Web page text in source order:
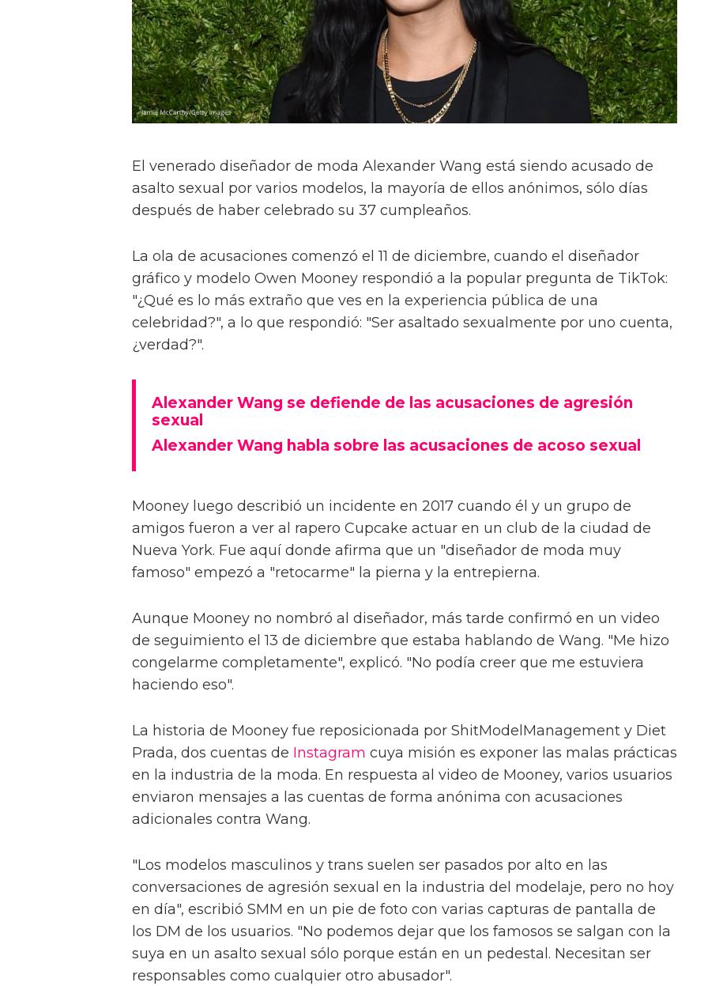
El venerado diseñador de moda Alexander Wang está siendo acusado de
asalto sexual por varios modelos, la mayoría de ellos anónimos, sólo días
después de haber celebrado su 37 cumpleaños.
La ola de acusaciones comenzó el 11 de diciembre, cuando el diseñador
gráfico y modelo Owen Mooney respondió a la popular pregunta de TikTok:
"¿Qué es lo más extraño que ves en la experiencia pública de una
celebridad?", a lo que respondió: "Ser asaltado sexualmente por uno cuenta,
¿verdad?".
Alexander Wang se defiende de las acusaciones de agresión
sexual
Alexander Wang habla sobre las acusaciones de acoso sexual
Mooney luego describió un incidente en 2017 cuando él y un grupo de
amigos fueron a ver al rapero Cupcake actuar en un club de la ciudad de
Nueva York. Fue aquí donde afirma que un "diseñador de moda muy
famoso" empezó a "retocarme" la pierna y la entrepierna.
Aunque Mooney no nombró al diseñador, más tarde confirmó en un video
de seguimiento el 13 de diciembre que estaba hablando de Wang. "Me hizo
congelarme completamente", explicó. "No podía creer que me estuviera
haciendo eso".
La historia de Mooney fue reposicionada por ShitModelManagement y Diet
Prada, dos cuentas de Instagram cuya misión es exponer las malas prácticas
en la industria de la moda. En respuesta al video de Mooney, varios usuarios
enviaron mensajes a las cuentas de forma anónima con acusaciones
adicionales contra Wang.
"Los modelos masculinos y trans suelen ser pasados por alto en las
conversaciones de agresión sexual en la industria del modelaje, pero no hoy
en día", escribió SMM en un pie de foto con varias capturas de pantalla de
los DM de los usuarios. "No podemos dejar que los famosos se salgan con la
suya en un asalto sexual sólo porque están en un pedestal. Necesitan ser
responsables como cualquier otro abusador".